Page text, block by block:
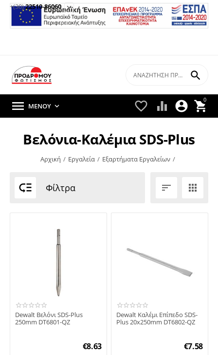
+(30)22510-86060 
0


 

 ΜΕΝΟΎ 
Βελόνια-Καλέμια SDS-Plus
Αρχική / Εργαλεία / Εξαρτήματα Εργαλείων /
 Φίλτρα  
Dewalt Βελόνι SDS-Plus
250mm DT6801-QZ
€8.63
Dewalt Καλέμι Επίπεδο SDS-
Plus 20x250mm DT6802-QZ
€7.58